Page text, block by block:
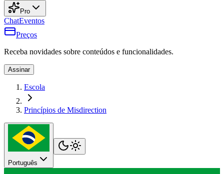
Pro
ChatEventos
Preços
Receba novidades sobre conteúdos e funcionalidades.
Assinar
Escola
Princípios de Misdirection
Português